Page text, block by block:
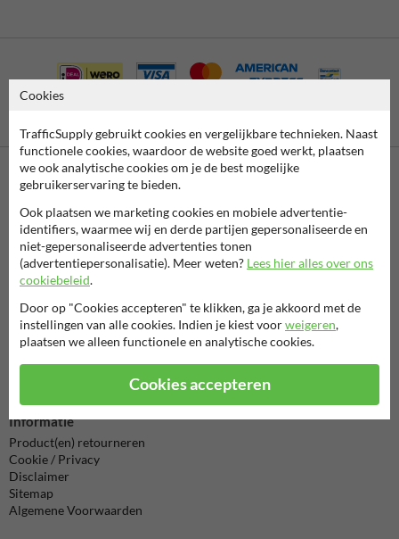
is mogelijk
Neem contact met ons op
Wij zijn op werkdagen (van 8.00 tot 17.00) te bereiken op 038-
7920070.
Vragen? Stuur een e-mail naarinfo@trafficsupply.nl
formulier in en we reageren zo spoedig mogelijk.
info@trafficsupply.nl
Informatie
Product(en) retourneren
Cookie / Privacy
Disclaimer
Sitemap
Algemene Voorwaarden
Cookies
TrafficSupply gebruikt cookies en vergelijkbare technieken. Naast
functionele cookies, waardoor de website goed werkt, plaatsen
we ook analytische cookies om je de best mogelijke
gebruikerservaring te bieden.
Ook plaatsen we marketing cookies en mobiele advertentie-
identifiers, waarmee wij en derde partijen gepersonaliseerde en
niet-gepersonaliseerde advertenties tonen
(advertentiepersonalisatie). Meer weten? Lees hier alles over ons
cookiebeleid.
Door op "Cookies accepteren" te klikken, ga je akkoord met de
instellingen van alle cookies. Indien je kiest voorweigeren,
plaatsen we alleen functionele en analytische cookies.
Cookies accepteren